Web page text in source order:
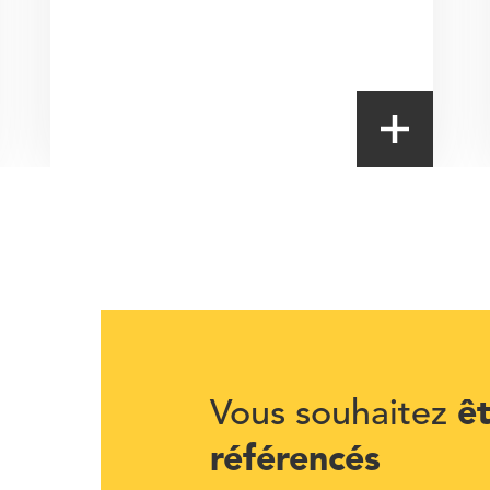
Vous souhaitez
référencés